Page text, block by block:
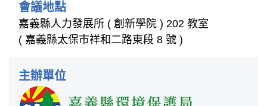
會議地點
嘉義縣人力發展所 ( 創新學院 ) 202 教室
( 嘉義縣太保市祥和二路東段 8 號 )
主辦單位